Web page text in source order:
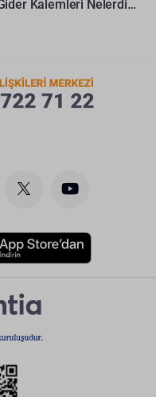
Maden Ocaklarında En Yüksek Gider Kalemleri Nelerdir?